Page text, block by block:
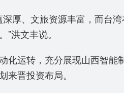
厚、文旅资源丰富，而台
洪文丰说。
运转，充分展现山西智
晋投资布局。